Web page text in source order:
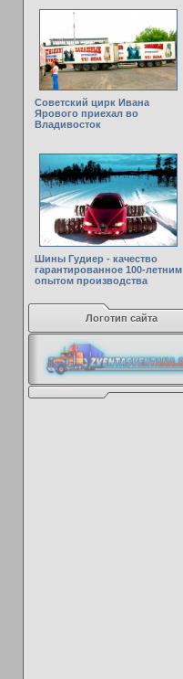
Советский цирк Ивана
Ярового приехал во
Владивосток
Шины Гудиер - качество
гарантированное 100-летним
опытом производства
Логотип сайта